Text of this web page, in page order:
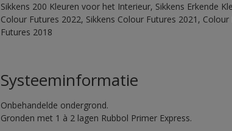
Sikkens 200 Kleuren voor het Interieur, Sikkens Erkende
Colour Futures 2022, Sikkens Colour Futures 2021,
Futures 2018
Systeeminformatie
Onbehandelde ondergrond.
Gronden met 1 à 2 lagen Rubbol Primer Express.